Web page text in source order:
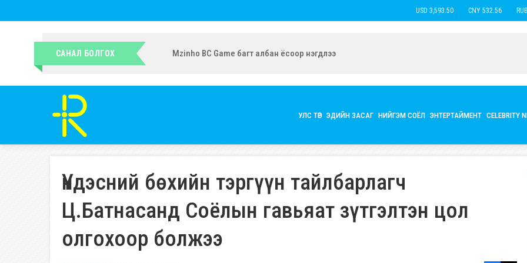
USD 3,593.50 CNY 532.56 RUB
САНАЛ БОЛГОХ УИХ-ын гишүүн Ч.Ундрамын экс нөхөр Б.Наранцацралт найзтай нь ханилан, бүл нэмжээ
УЛС ТӨР ЭДИЙН ЗАСАГ НИЙГЭМ СОЁЛ ЭНТЕРТАЙМЕНТ CELEBRITY
Үндэсний бөхийн тэргүүн тайлбарлагч
Ц.Батнасанд Соёлын гавьяат зүтгэлтэн цол
олгохоор болжээ